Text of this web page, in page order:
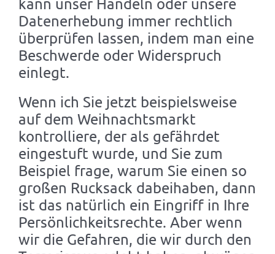
Datenerhebung immer rechtlich
überprüfen lassen, indem man eine
Beschwerde oder Widerspruch
einlegt.
Wenn ich Sie jetzt beispielsweise
auf dem Weihnachtsmarkt
kontrolliere, der als gefährdet
eingestuft wurde, und Sie zum
Beispiel frage, warum Sie einen so
großen Rucksack dabeihaben, dann
ist das natürlich ein Eingriff in Ihre
Persönlichkeitsrechte. Aber wenn
wir die Gefahren, die wir durch den